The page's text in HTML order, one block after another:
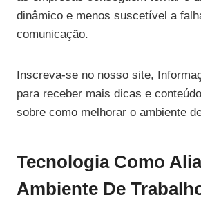
dinâmico e menos suscetível a
comunicação.
Inscreva-se no nosso site,
para receber mais dicas e
sobre como melhorar o ambiente
Tecnologia Como
Ambiente De